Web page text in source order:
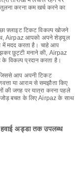
करना कम खर्च करने का
फ़्लाइट टिकट विकल्प खोजने
Airpaz आपको अपने शेड्यूल
मदद करता है। चाहे आप
छुट्टी मनाने की, Airpaz
विकल्प प्रदान करता है।
आप अपनी टिकट
या आराम से समझौता किए
की जगह पर यात्रा करना पहले
बचत के लिए Airpaz के साथ
हवाई अड्डा तक उपलब्ध